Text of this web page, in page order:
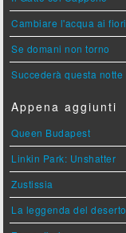
Cambiare l'acqua ai fiori
Se domani non torno
Succederà questa notte
Appena aggiunti
Queen Budapest
Linkin Park: Unshatter
Zustissia
La leggenda del deserto